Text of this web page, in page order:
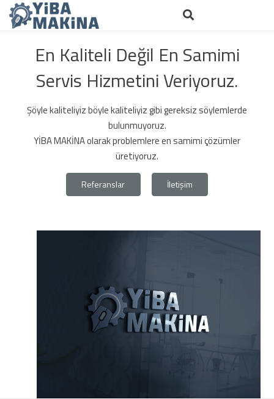
En Kaliteli Değil En Samimi
Servis Hizmetini Veriyoruz.
Şöyle kaliteliyiz böyle kaliteliyiz gibi gereksiz söylemlerde
bulunmuyoruz.
YİBA MAKİNA olarak problemlere en samimi çözümler
üretiyoruz.
Referanslar İletişim